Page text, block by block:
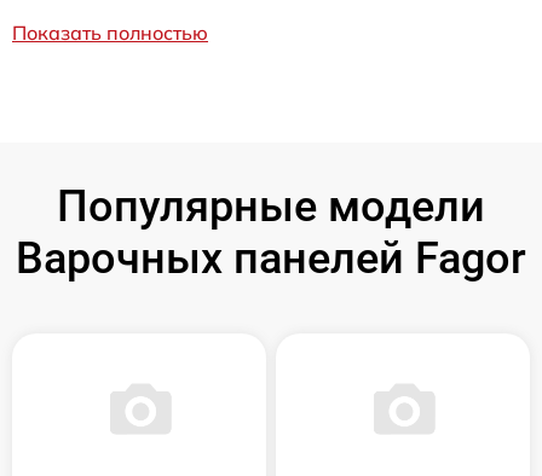
Показать полностью
Популярные модели
Варочных панелей Fagor